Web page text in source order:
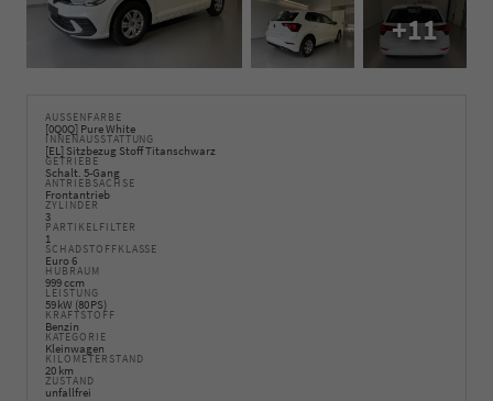
+11
AUSSENFARBE
[0Q0Q] Pure White
INNENAUSSTATTUNG
[EL] Sitzbezug Stoff Titanschwarz
GETRIEBE
Schalt. 5-Gang
ANTRIEBSACHSE
Frontantrieb
ZYLINDER
3
PARTIKELFILTER
1
SCHADSTOFFKLASSE
Euro 6
HUBRAUM
999 ccm
LEISTUNG
59 kW (80 PS)
KRAFTSTOFF
Benzin
KATEGORIE
Kleinwagen
KILOMETERSTAND
20 km
ZUSTAND
unfallfrei